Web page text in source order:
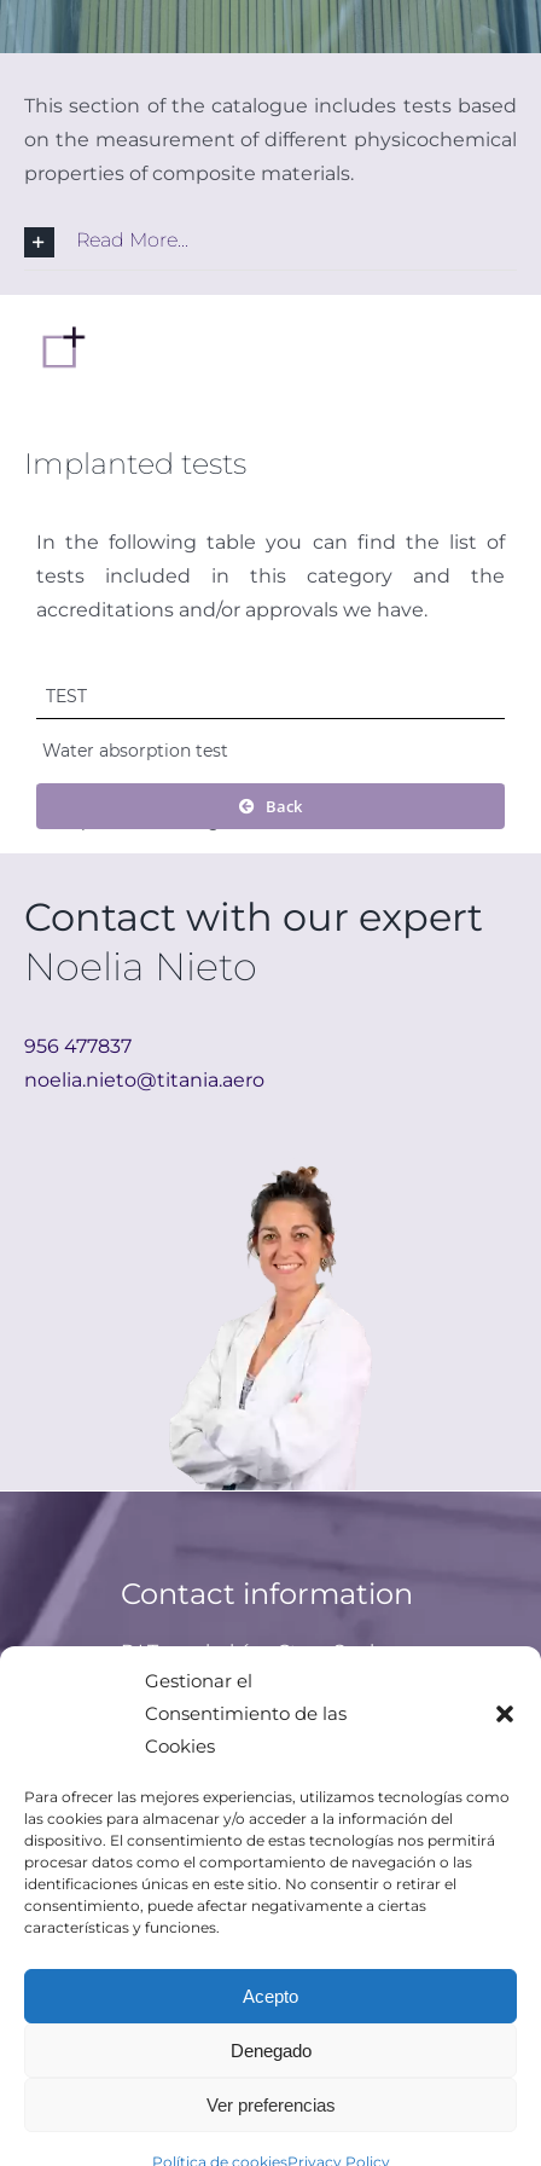
Gestionar el
Consentimiento de las
Cookies
Para ofrecer las mejores experiencias, utilizamos tecnologías como
las cookies para almacenar y/o acceder a la información del
dispositivo. El consentimiento de estas tecnologías nos permitirá
procesar datos como el comportamiento de navegación o las
identificaciones únicas en este sitio. No consentir o retirar el
consentimiento, puede afectar negativamente a ciertas
características y funciones.
Acepto
Denegado
Ver preferencias
Política de cookiesPrivacy Policy
This section of the catalogue includes tests based
on the measurement of different physicochemical
properties of composite materials.
Read More...
Implanted tests
In the following table you can find the list of
tests included in this category and the
accreditations and/or approvals we have.
Back
Contact with our expert
Noelia Nieto
956 477837
noelia.nieto@titania.aero
Contact information
P.I.Tecnobahía, Ctra. Sanlucar,
11500 El Pto. Sta. María, Cádiz
Phone: +34 956 477 837
Email:titania@titania.aero